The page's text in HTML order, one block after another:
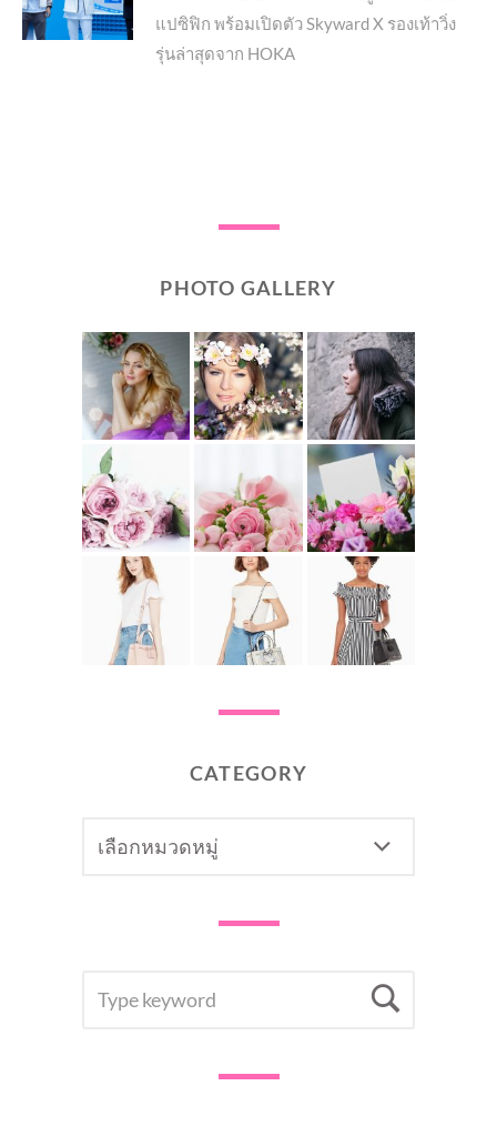
แปซิฟิก พร้อมเปิดตัว Skyward X รองเท้าวิ่ง
รุ่นล่าสุดจาก HOKA
PHOTO GALLERY
CATEGORY
FOR: